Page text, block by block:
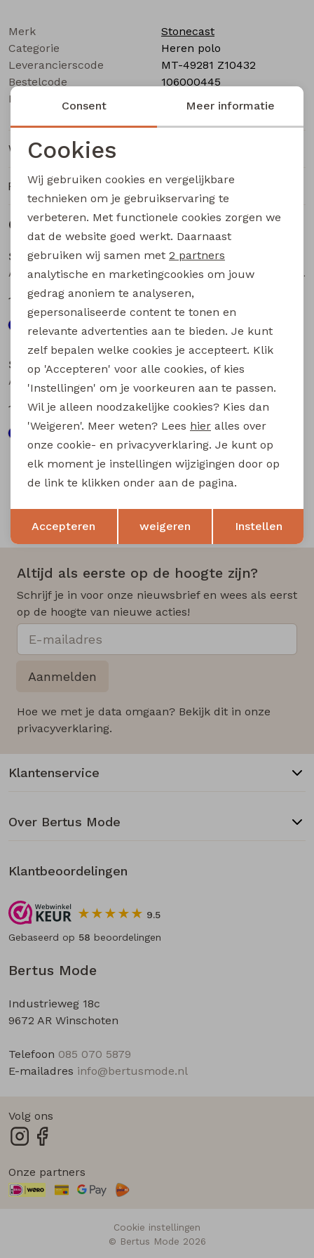
Bermuda's
Piraat broeken
Lange broeken
Merk
Stonecast
Categorie
Heren polo
Leverancierscode
MT-49281 Z10432
Bestelcode
106000445
Kleur
Winkelvoorraad
Ruilen en retourneren
Gerelateerde producten
Stonecast
Asinne men Z10373 heren polo Marine
12,50
24,99
Stonecast
Asinne men Z10373 heren polo Groen
12,50
Sale
Stonecast
12,50 24,99
Stonecast
15,00 29,99
Snelle en betrouwbare levering
Altijd als eerste op de hoogte zijn?
Schrijf je in voor onze nieuwsbrief en wees als eerst
op de hoogte van nieuwe acties!
Aanmelden
Hoe we met je data omgaan? Bekijk dit in onze
privacyverklaring.
Bertus Mode
Industrieweg 18c
9672 AR Winschoten
Telefoon 085 070 5879
E-mailadres info@bertusmode.nl
Klantenservice
Over Bertus Mode
Klantbeoordelingen
9.5
Gebaseerd op 58 beoordelingen
Volg ons
Onze partners
Cookie instellingen
© Bertus Mode 2026
Noodzakelijke cookies
Analytische cookies
Marketing cookies
Terug Opslaan
Consent Meer informatie
Cookies
Wij gebruiken cookies en vergelijkbare
technieken om je gebruikservaring te
verbeteren. Met functionele cookies zorgen we
dat de website goed werkt. Daarnaast
gebruiken wij samen met 2 partners
analytische en marketingcookies om jouw
gedrag anoniem te analyseren,
gepersonaliseerde content te tonen en
relevante advertenties aan te bieden. Je kunt
zelf bepalen welke cookies je accepteert. Klik
op 'Accepteren' voor alle cookies, of kies
'Instellingen' om je voorkeuren aan te passen.
Wil je alleen noodzakelijke cookies? Kies dan
'Weigeren'. Meer weten? Lees hier alles over
onze cookie- en privacyverklaring. Je kunt op
elk moment je instellingen wijzigingen door op
de link te klikken onder aan de pagina.
Accepteren weigeren Instellen